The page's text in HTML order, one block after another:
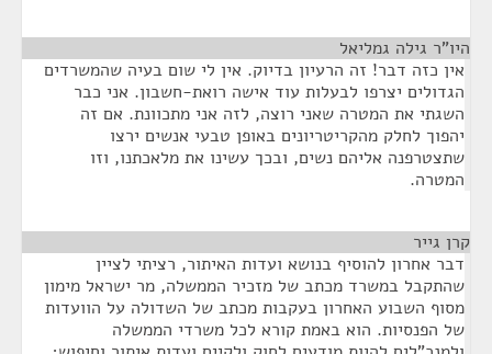
היו"ר גילה גמליאל
אין כזה דבר! זה הרעיון בדיוק. אין לי שום בעיה שהמשרדים
הגדולים יצרפו לבעלות עוד אישה רואת-חשבון. אני כבר
השגתי את המטרה שאני רוצה, לזה אני מתכוונת. אם זה
יהפוך לחלק מהקריטריונים באופן טבעי אנשים ירצו
שתצטרפנה אליהם נשים, ובכך עשינו את מלאכתנו, וזו
המטרה.
קרן גייר
דבר אחרון להוסיף בנושא ועדות האיתור, רציתי לציין
שהתקבל במשרד מכתב של מזכיר הממשלה, מר ישראל מימון
מסוף השבוע האחרון בעקבות מכתב של השדולה על הוועדות
של הפנסיות. הוא באמת קורא לכל משרדי הממשלה